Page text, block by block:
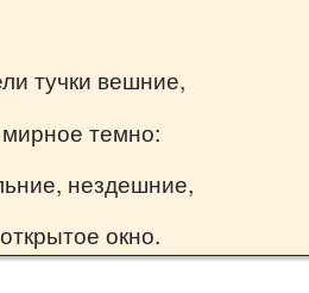
тучки вешние,
темно:
нездешние,
окно.